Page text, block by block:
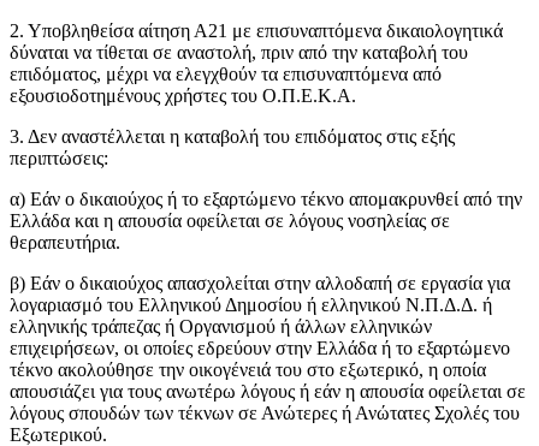
2. Υποβληθείσα αίτηση Α21 με επισυναπτόμενα δικαιολογητικά
δύναται να τίθεται σε αναστολή, πριν από την καταβολή του
επιδόματος, μέχρι να ελεγχθούν τα επισυναπτόμενα από
εξουσιοδοτημένους χρήστες του Ο.Π.Ε.Κ.Α.
3. Δεν αναστέλλεται η καταβολή του επιδόματος στις εξής
περιπτώσεις:
α) Εάν ο δικαιούχος ή το εξαρτώμενο τέκνο απομακρυνθεί από την
Ελλάδα και η απουσία οφείλεται σε λόγους νοσηλείας σε
θεραπευτήρια.
β) Εάν ο δικαιούχος απασχολείται στην αλλοδαπή σε εργασία για
λογαριασμό του Ελληνικού Δημοσίου ή ελληνικού Ν.Π.Δ.Δ. ή
ελληνικής τράπεζας ή Οργανισμού ή άλλων ελληνικών
επιχειρήσεων, οι οποίες εδρεύουν στην Ελλάδα ή το εξαρτώμενο
τέκνο ακολούθησε την οικογένειά του στο εξωτερικό, η οποία
απουσιάζει για τους ανωτέρω λόγους ή εάν η απουσία οφείλεται σε
λόγους σπουδών των τέκνων σε Ανώτερες ή Ανώτατες Σχολές του
Εξωτερικού.